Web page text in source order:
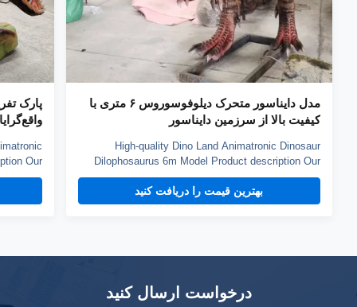
مدل دایناسور متحرک دیلوفوسوروس ۶ متری با
کیفیت بالا از سرزمین دایناسور
High-quality Dino Land Animatronic Dinosaur
Dilophosaurus 6m Model Product description Our
animatronic dinos adopt high density sponge,
national standerd steel, durable motors and elastic
fiber silicone skin. Waterproof, resistant to high
بهترین قیمت را دریافت کنید
پارک
Our
sponge,
to high
درخواست ارسال کنید